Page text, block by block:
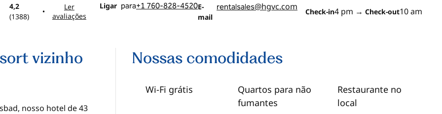
4,2
(1388)
•
Ler
avaliações
Ligar
Ligue para+1 760-828-4520E-
mail
Email rentalsales@hgvc.com Check-in4 pm → Check-out10 am
vizinho
nosso hotel de 43
Nossas comodidades
Wi-Fi grátis
Quartos para não
fumantes
Restaurante no
local